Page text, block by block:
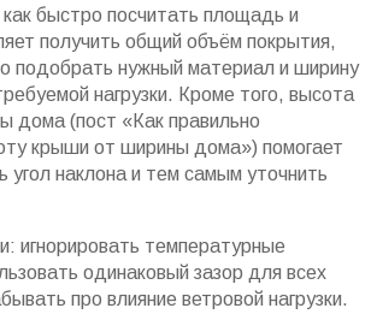
быстро посчитать площадь и
получить общий объём покрытия,
подобрать нужный материал и ширину
нагрузки. Кроме того, высота
дома (пост «Как правильно
крыши от ширины дома») помогает
угол наклона и тем самым уточнить
игнорировать температурные
одинаковый зазор для всех
про влияние ветровой нагрузки.